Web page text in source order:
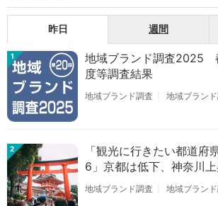
昨日 週間
1
地域ブランド調査2025
度等調査結果
地域ブランド調査 地域ブラン
2
「観光に行きたい都道府
6」京都は低下、神奈川
地域ブランド調査 地域ブラン